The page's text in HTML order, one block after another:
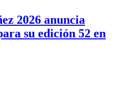
2026 anuncia
su edición 52 en